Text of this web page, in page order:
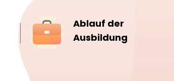
Ablauf der
Ausbildung